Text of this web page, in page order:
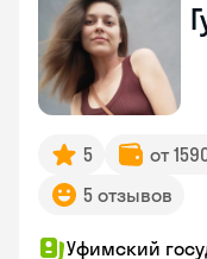
5 от
5 отзывов
Уфимский